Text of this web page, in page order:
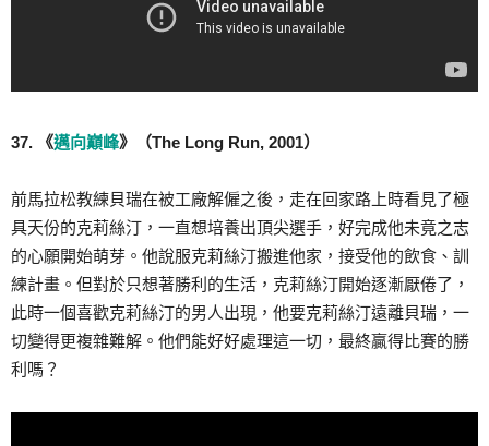
37. 《邁向巔峰》（The Long Run, 2001）
前馬拉松教練貝瑞在被工廠解僱之後，走在回家路上時看見了極
具天份的克莉絲汀，一直想培養出頂尖選手，好完成他未竟之志
的心願開始萌芽。他說服克莉絲汀搬進他家，接受他的飲食、訓
練計畫。但對於只想著勝利的生活，克莉絲汀開始逐漸厭倦了，
此時一個喜歡克莉絲汀的男人出現，他要克莉絲汀遠離貝瑞，一
切變得更複雜難解。他們能好好處理這一切，最終贏得比賽的勝
利嗎？